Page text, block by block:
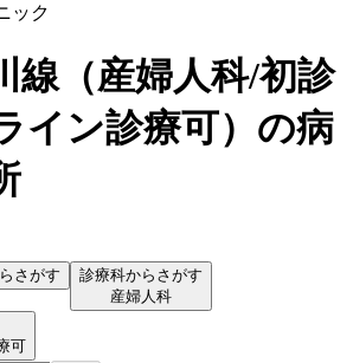
ック
線（産婦人科/初診
イン診療可） の病
さがす
診療科からさがす
産婦人科
可